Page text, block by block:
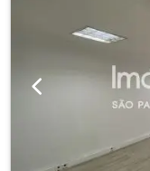
Previous